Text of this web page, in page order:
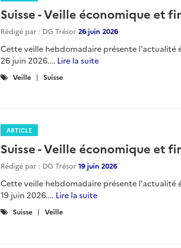
Suisse - Veille économique et
Rédigé par : DG Trésor 26 juin 2026
Cette veille hebdomadaire présente l'actualité
26 juin 2026.... Lire la suite
Catégories
Veille Suisse
ARTICLE
Suisse - Veille économique et
Rédigé par : DG Trésor 19 juin 2026
Cette veille hebdomadaire présente l'actualité
19 juin 2026.... Lire la suite
Catégories
Suisse Veille